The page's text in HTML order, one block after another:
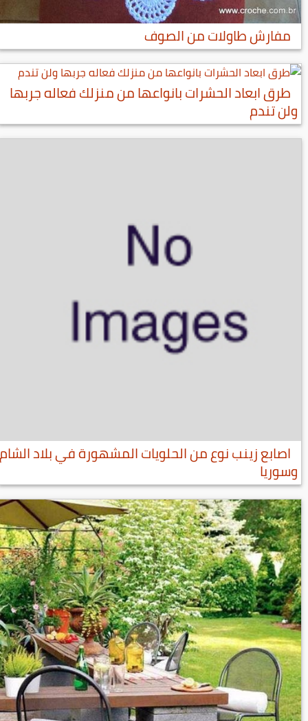
مفارش طاولات من الصوف
طرق ابعاد الحشرات بانواعها من منزلك فعاله جربها
ولن تندم
اصابع زينب نوع من الحلويات المشهورة في بلاد الشام
وسوريا